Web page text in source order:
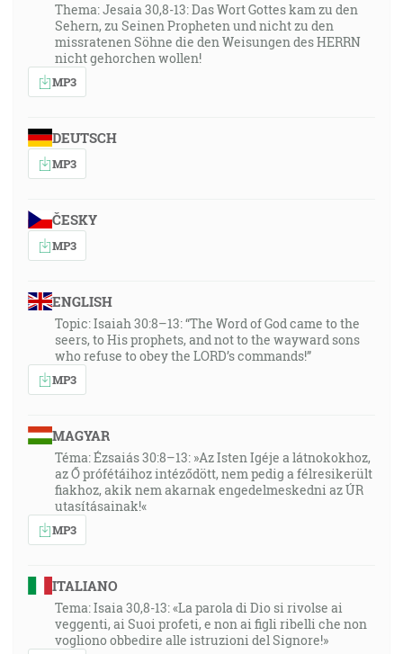
Thema: Jesaia 30,8-13: Das Wort Gottes kam zu den
Sehern, zu Seinen Propheten und nicht zu den
missratenen Söhne die den Weisungen des HERRN
nicht gehorchen wollen!
MP3
DEUTSCH
MP3
ČESKY
MP3
ENGLISH
Topic: Isaiah 30:8–13: “The Word of God came to the
seers, to His prophets, and not to the wayward sons
who refuse to obey the LORD’s commands!”
MP3
MAGYAR
Téma: Ézsaiás 30:8–13: »Az Isten Igéje a látnokokhoz,
az Ő prófétáihoz intéződött, nem pedig a félresikerült
fiakhoz, akik nem akarnak engedelmeskedni az ÚR
utasításainak!«
MP3
ITALIANO
Tema: Isaia 30,8-13: «La parola di Dio si rivolse ai
veggenti, ai Suoi profeti, e non ai figli ribelli che non
vogliono obbedire alle istruzioni del Signore!»